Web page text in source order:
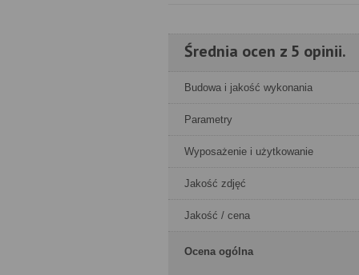
Średnia ocen z 5 opinii.
Budowa i jakość wykonania
Parametry
Wyposażenie i użytkowanie
Jakość zdjęć
Jakość / cena
Ocena ogólna